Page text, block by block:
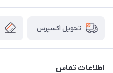
تحویل اکسپرس
اطلاعات تماس